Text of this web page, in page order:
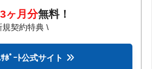
3ヶ月分無料！
規契約特典 \
ﾎﾟｰﾄ公式サイト